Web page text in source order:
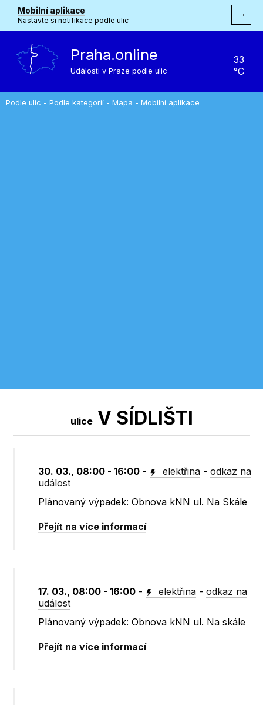
Mobilní aplikace
Nastavte si notifikace podle ulic
→
Praha.online
Události v Praze podle ulic
33
°C
Podle ulic - Podle kategorií - Mapa - Mobilní aplikace
uliceV SÍDLIŠTI
30. 03., 08:00 - 16:00 - elektřina -odkaz na
událost
Plánovaný výpadek: Obnova kNN ul. Na Skále
Přejít na více informací
17. 03., 08:00 - 16:00 - elektřina -odkaz na
událost
Plánovaný výpadek: Obnova kNN ul. Na skále
Přejít na více informací